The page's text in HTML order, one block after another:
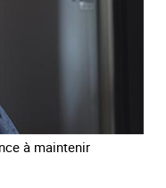
à maintenir